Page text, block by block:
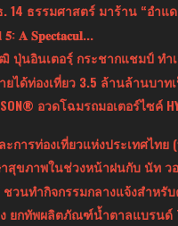
14 ธรรมศาสตร์ มาร้าน “อำแ
𝐀 𝐒𝐩𝐞𝐜𝐭𝐚𝐜𝐮𝐥...
ปุ่นอินเตอรฺ์ กระชากแชมป์ ทำ
ยได้ท่องเที่ยว 3.5 ล้านล้านบาท
อวดโฉมรถมอเตอร์ไซค์
ะการท่องเที่ยวแห่งประเทศไท
สุขภาพในช่วงหน้าฝนกับ นัท ว
ชวนทำกิจกรรมกลางแจ้งสำหรั
ง ยกทัพผลิตภัณฑ์น้ำตาลแบรนด์